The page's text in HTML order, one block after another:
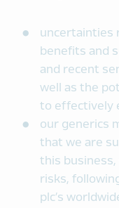
uncertainties
benefits and
and recent
well as the
to effectively
our generics
that we are
this
risks,
plc’s